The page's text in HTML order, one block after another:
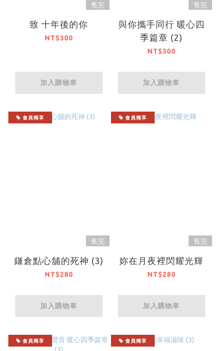
售完
致 十年後的你
NT$300
加入購物車
售完
與你攜手同行 暖心四
季篇章 (2)
NT$300
加入購物車
會員獨享
售完
鎌倉點心舖的死神 (3)
NT$280
加入購物車
會員獨享
售完
妳在月夜裡閃耀光輝
NT$280
加入購物車
會員獨享 會員獨享